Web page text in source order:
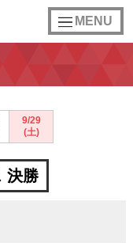
toggle
navigation
MENU
9/29
(土)
決勝